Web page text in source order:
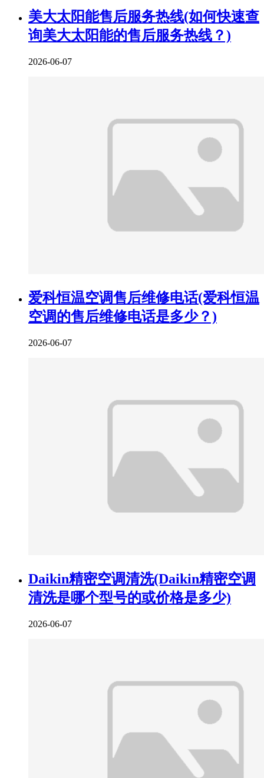
美大太阳能售后服务热线(如何快速查
询美大太阳能的售后服务热线？)
2026-06-07
爱科恒温空调售后维修电话(爱科恒温
空调的售后维修电话是多少？)
2026-06-07
Daikin精密空调清洗(Daikin精密空调
清洗是哪个型号的或价格是多少)
2026-06-07